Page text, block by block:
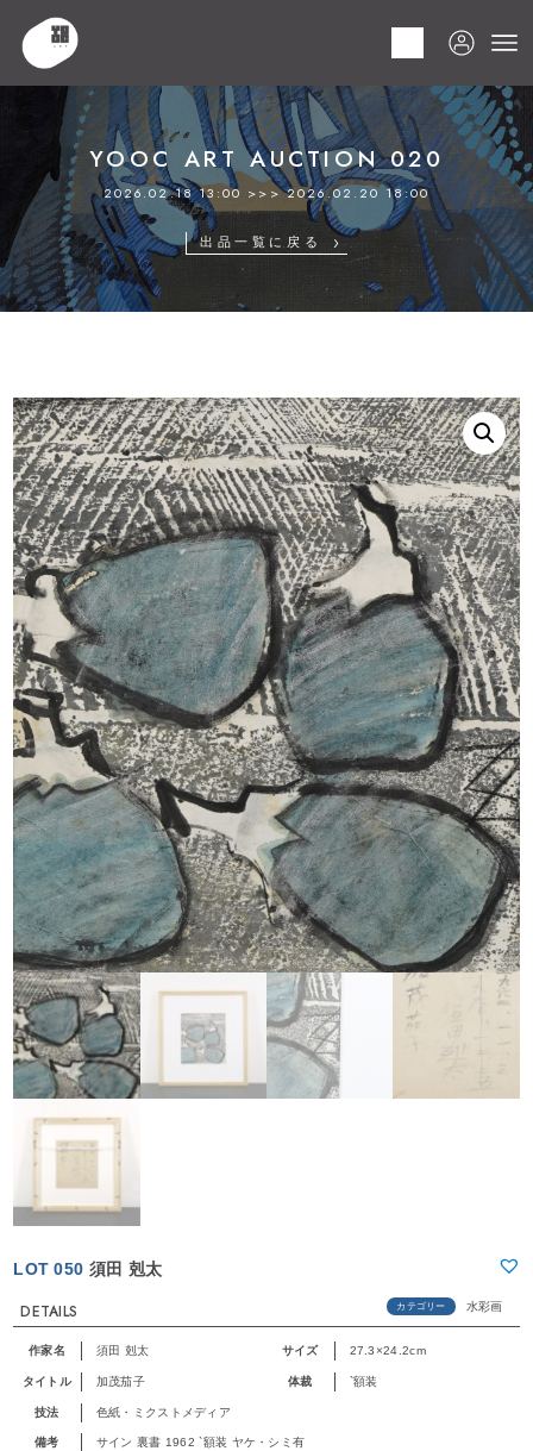
HOME
YOOC ART AUCTION 020
2026.02.18 13:00 >>> 2026.02.20 18:00
出品一覧に戻る
LOT 050 須田 剋太
DETAILS カテゴリー 水彩画
作家名 須田 剋太 サイズ 27.3×24.2cm
タイトル 加茂茄子 体裁 `額装
技法 色紙・ミクストメディア
備考 サイン 裏書 1962 `額装 ヤケ・シミ有